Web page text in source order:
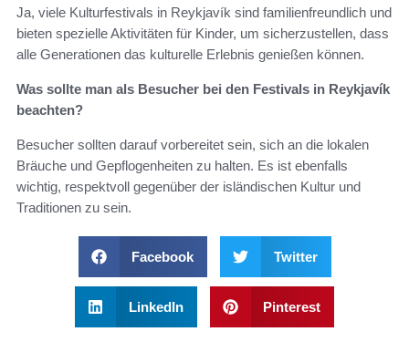
Ja, viele Kulturfestivals in Reykjavík sind familienfreundlich und
bieten spezielle Aktivitäten für Kinder, um sicherzustellen, dass
alle Generationen das kulturelle Erlebnis genießen können.
Was sollte man als Besucher bei den Festivals in Reykjavík
beachten?
Besucher sollten darauf vorbereitet sein, sich an die lokalen
Bräuche und Gepflogenheiten zu halten. Es ist ebenfalls
wichtig, respektvoll gegenüber der isländischen Kultur und
Traditionen zu sein.
Facebook Twitter
LinkedIn Pinterest